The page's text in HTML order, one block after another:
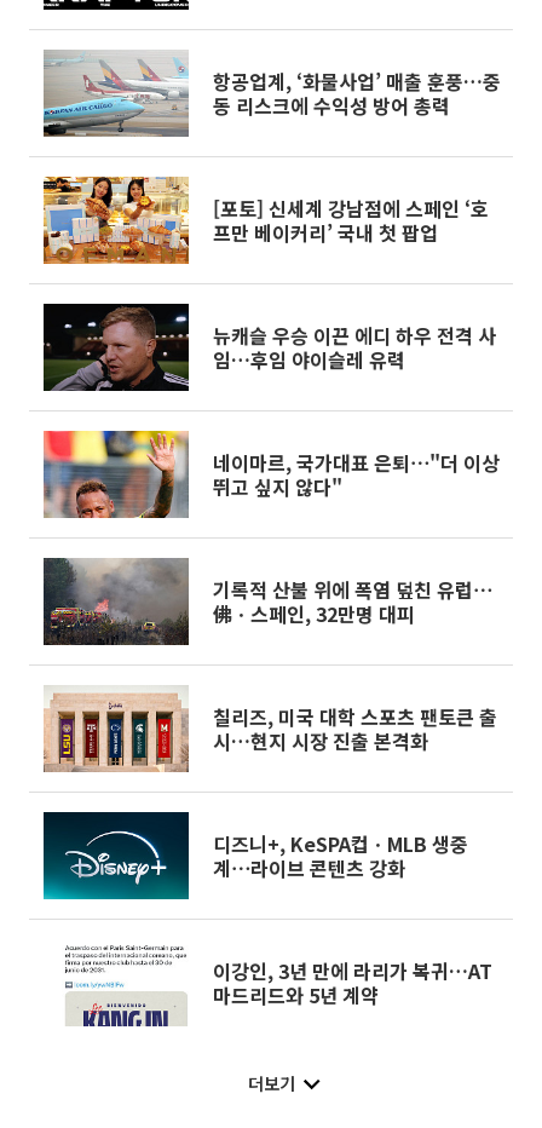
항공업계, ‘화물사업’ 매출 훈풍…중
동 리스크에 수익성 방어 총력
[포토] 신세계 강남점에 스페인 ‘호
프만 베이커리’ 국내 첫 팝업
뉴캐슬 우승 이끈 에디 하우 전격 사
임…후임 야이슬레 유력
네이마르, 국가대표 은퇴⋯"더 이상
뛰고 싶지 않다"
기록적 산불 위에 폭염 덮친 유럽⋯
佛ㆍ스페인, 32만명 대피
칠리즈, 미국 대학 스포츠 팬토큰 출
시…현지 시장 진출 본격화
디즈니+, KeSPA컵ㆍMLB 생중
계⋯라이브 콘텐츠 강화
이강인, 3년 만에 라리가 복귀…AT
마드리드와 5년 계약
더보기